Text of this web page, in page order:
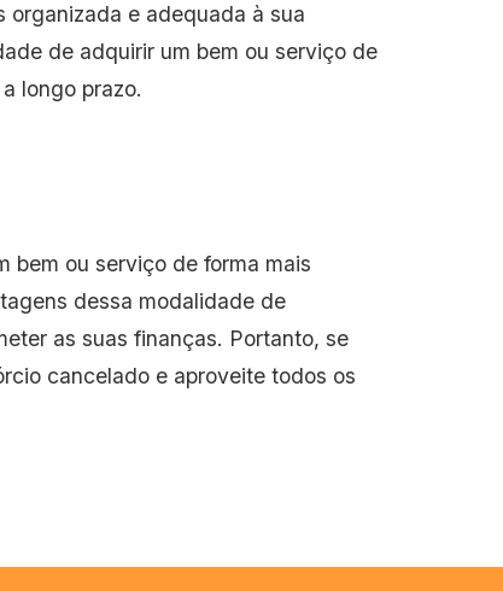
organizada e adequada à sua
de adquirir um bem ou serviço de
longo prazo.
bem ou serviço de forma mais
dessa modalidade de
as suas finanças. Portanto, se
cancelado e aproveite todos os